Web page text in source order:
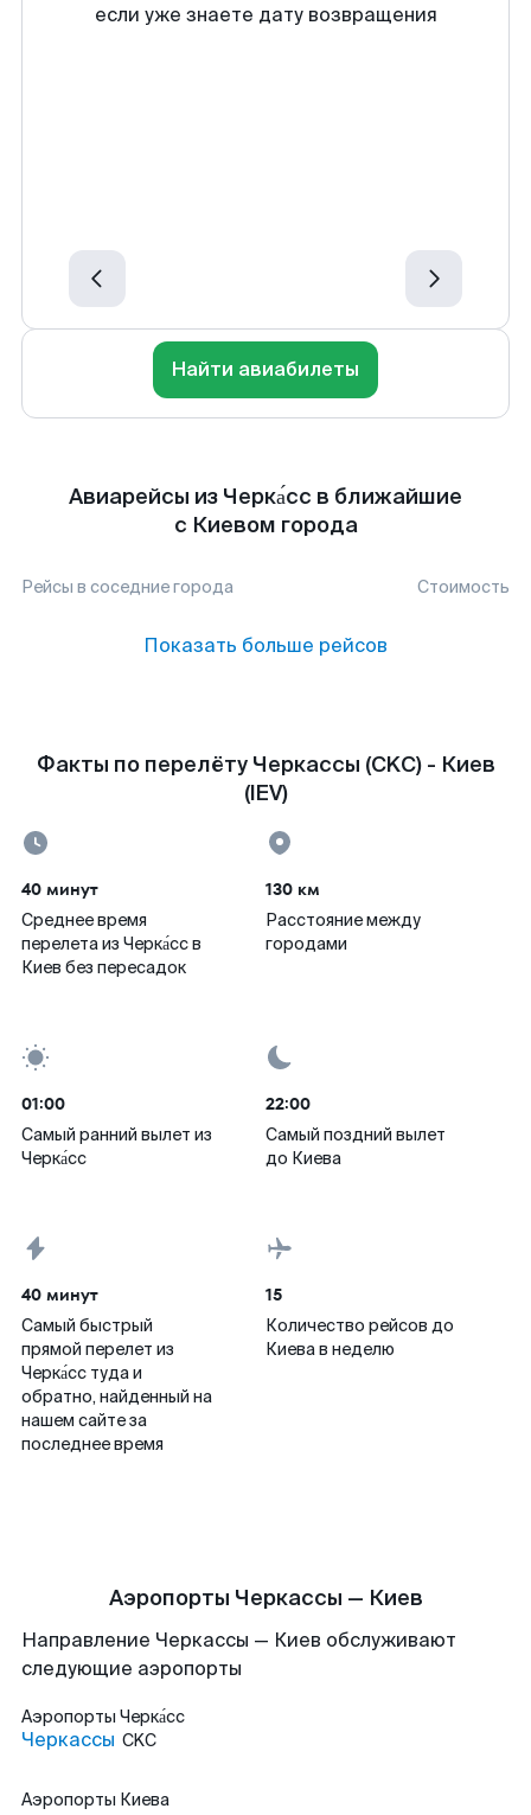
если уже знаете дату возвращения
Найти авиабилеты
Авиарейсы из Черка́сс в ближайшие
с Киевом города
Рейсы в соседние города Стоимость
Показать больше рейсов
Факты по перелёту Черкассы (CKC) - Киев
(IEV)
40 минут
Среднее время
перелета из Черка́сс в
Киев без пересадок
130 км
Расстояние между
городами
01:00
Самый ранний вылет из
Черка́сс
22:00
Самый поздний вылет
до Киева
40 минут
Самый быстрый
прямой перелет из
Черка́сс туда и
обратно, найденный на
нашем сайте за
последнее время
15
Количество рейсов до
Киева в неделю
Аэропорты Черкассы — Киев
Направление Черкассы — Киев обслуживают
следующие аэропорты
Аэропорты Черка́сс
Черкассы CKC
Аэропорты Киева